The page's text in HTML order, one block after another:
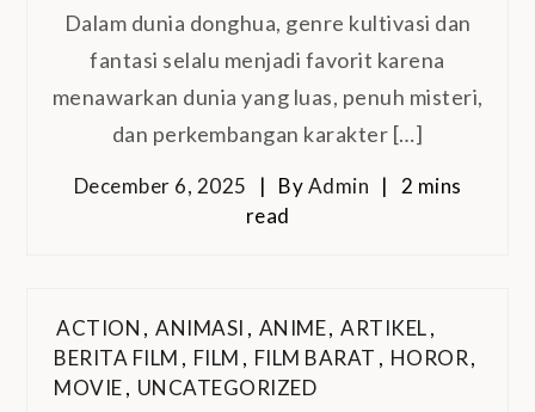
Dalam dunia donghua, genre kultivasi dan
fantasi selalu menjadi favorit karena
menawarkan dunia yang luas, penuh misteri,
dan perkembangan karakter […]
December 6, 2025 ByAdmin
2 mins
read
ACTION , ANIMASI , ANIME, ARTIKEL,
BERITA FILM , FILM , FILM BARAT , HOROR,
MOVIE, UNCATEGORIZED